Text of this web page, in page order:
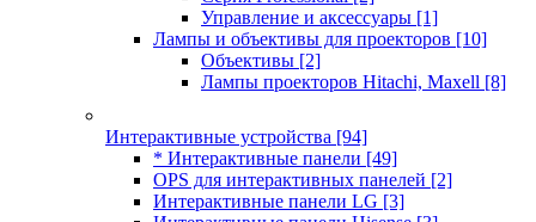
Управление и аксессуары [1]
Лампы и объективы для проекторов [10]
Объективы [2]
Лампы проекторов Hitachi, Maxell [8]
Интерактивные устройства [94]
* Интерактивные панели [49]
OPS для интерактивных панелей [2]
Интерактивные панели LG [3]